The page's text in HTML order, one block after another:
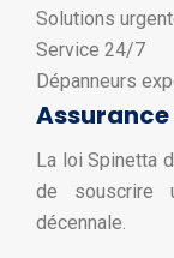
Solutions
Service 24/7
Dépanneurs
La loi Spinetta
de souscrire
décennale.